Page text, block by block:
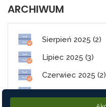
ARCHIWUM
Sierpień 2025 (2)
Lipiec 2025 (3)
Czerwiec 2025 (2)